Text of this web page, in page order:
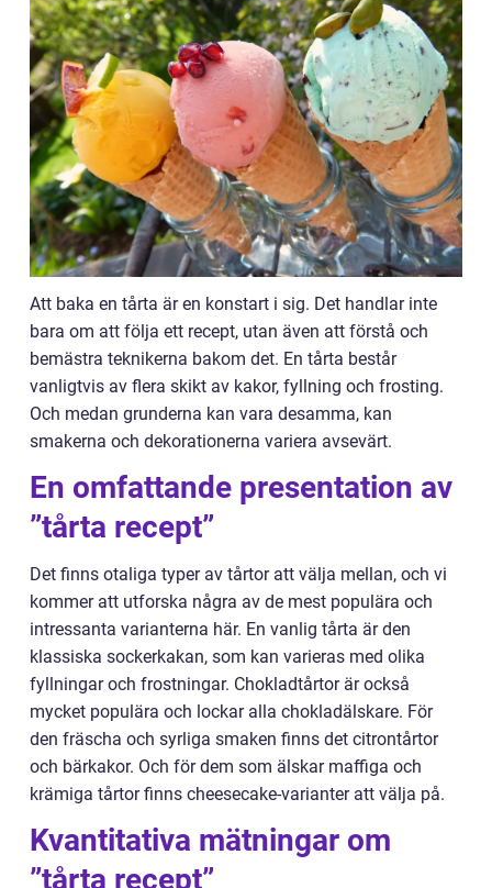
Att baka en tårta är en konstart i sig. Det handlar inte
bara om att följa ett recept, utan även att förstå och
bemästra teknikerna bakom det. En tårta består
vanligtvis av flera skikt av kakor, fyllning och frosting.
Och medan grunderna kan vara desamma, kan
smakerna och dekorationerna variera avsevärt.
En omfattande presentation av
”tårta recept”
Det finns otaliga typer av tårtor att välja mellan, och vi
kommer att utforska några av de mest populära och
intressanta varianterna här. En vanlig tårta är den
klassiska sockerkakan, som kan varieras med olika
fyllningar och frostningar. Chokladtårtor är också
mycket populära och lockar alla chokladälskare. För
den fräscha och syrliga smaken finns det citrontårtor
och bärkakor. Och för dem som älskar maffiga och
krämiga tårtor finns cheesecake-varianter att välja på.
Kvantitativa mätningar om
”tårta recept”